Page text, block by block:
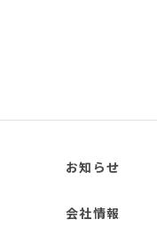
お知らせ
会社情報